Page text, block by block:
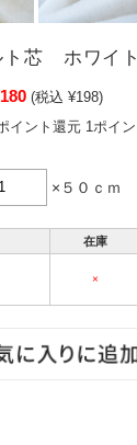
芯 ホワイト
(税込 ¥198)
イント還元 1ポイ
×５０ｃｍ
在庫
×